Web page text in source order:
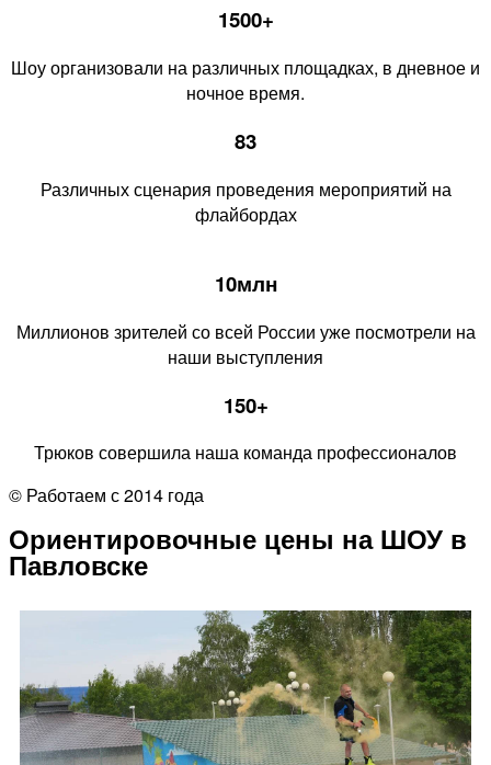
1500+
Шоу организовали на различных площадках, в дневное и
ночное время.
83
Различных сценария проведения мероприятий на
флайбордах
10млн
Миллионов зрителей со всей России уже посмотрели на
наши выступления
150+
Трюков совершила наша команда профессионалов
© Работаем с 2014 года
Ориентировочные цены на ШОУ в
Павловске